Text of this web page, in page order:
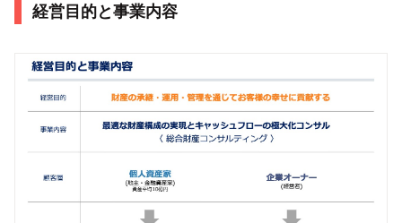
経営目的と事業内容